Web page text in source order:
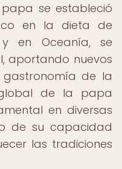
se estableció
en la dieta de
y en Oceanía, se
aportando nuevos
de la
de la papa
en diversas
de su capacidad
las tradiciones